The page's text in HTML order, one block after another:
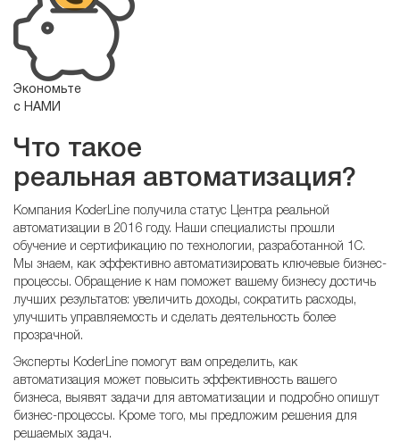
Экономьте
с НАМИ
Что такое
реальная автоматизация?
Компания KoderLine получила статус Центра реальной
автоматизации в 2016 году. Наши специалисты прошли
обучение и сертификацию по технологии, разработанной 1С.
Мы знаем, как эффективно автоматизировать ключевые бизнес-
процессы. Обращение к нам поможет вашему бизнесу достичь
лучших результатов: увеличить доходы, сократить расходы,
улучшить управляемость и сделать деятельность более
прозрачной.
Эксперты KoderLine помогут вам определить, как
автоматизация может повысить эффективность вашего
бизнеса, выявят задачи для автоматизации и подробно опишут
бизнес-процессы. Кроме того, мы предложим решения для
решаемых задач.